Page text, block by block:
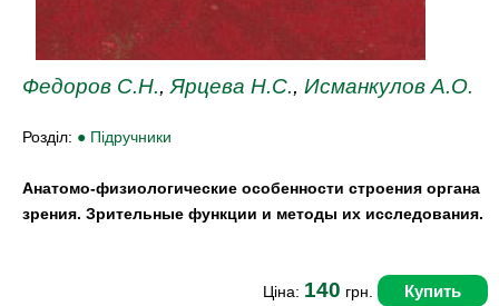
Федоров С.Н.,Ярцева Н.С., Исманкулов А.О.
Розділ: ● Підручники
Анатомо-физиологические особенности строения органа
зрения. Зрительные функции и методы их исследования.
Ціна: 140 грн. Купить